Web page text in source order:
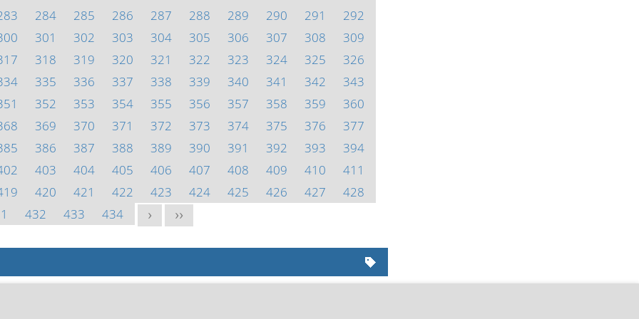
284 285 286 287 288 289 290 291
292
301 302 303 304 305 306 307 308
309
318 319 320 321 322 323 324 325
326
335 336 337 338 339 340 341 342
343
352 353 354 355 356 357 358 359
360
369 370 371 372 373 374 375 376
377
386 387 388 389 390 391 392 393
394
403 404 405 406 407 408 409 410
411
420 421 422 423 424 425 426 427
428
432 433 434 > >>